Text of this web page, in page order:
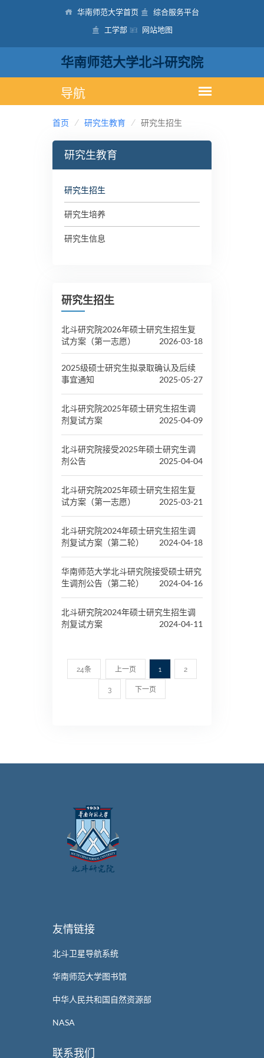
华南师范大学首页
综合服务平台
工学部
网站地图
华南师范大学北斗研究院
首页 研究生教育 研究生招生
研究生教育
研究生招生
研究生培养
研究生信息
研究生招生
北斗研究院2026年硕士研究生招生复
试方案（第一志愿）
2026-03-18
2025级硕士研究生拟录取确认及后续
事宜通知
2025-05-27
北斗研究院2025年硕士研究生招生调
剂复试方案
2025-04-09
北斗研究院接受2025年硕士研究生调
剂公告
2025-04-04
北斗研究院2025年硕士研究生招生复
试方案（第一志愿）
2025-03-21
北斗研究院2024年硕士研究生招生调
剂复试方案（第二轮）
2024-04-18
华南师范大学北斗研究院接受硕士研究
生调剂公告（第二轮）
2024-04-16
北斗研究院2024年硕士研究生招生调
剂复试方案
2024-04-11
24条 上一页 1 2
3 下一页
友情链接
北斗卫星导航系统
华南师范大学图书馆
中华人民共和国自然资源部
NASA
联系我们